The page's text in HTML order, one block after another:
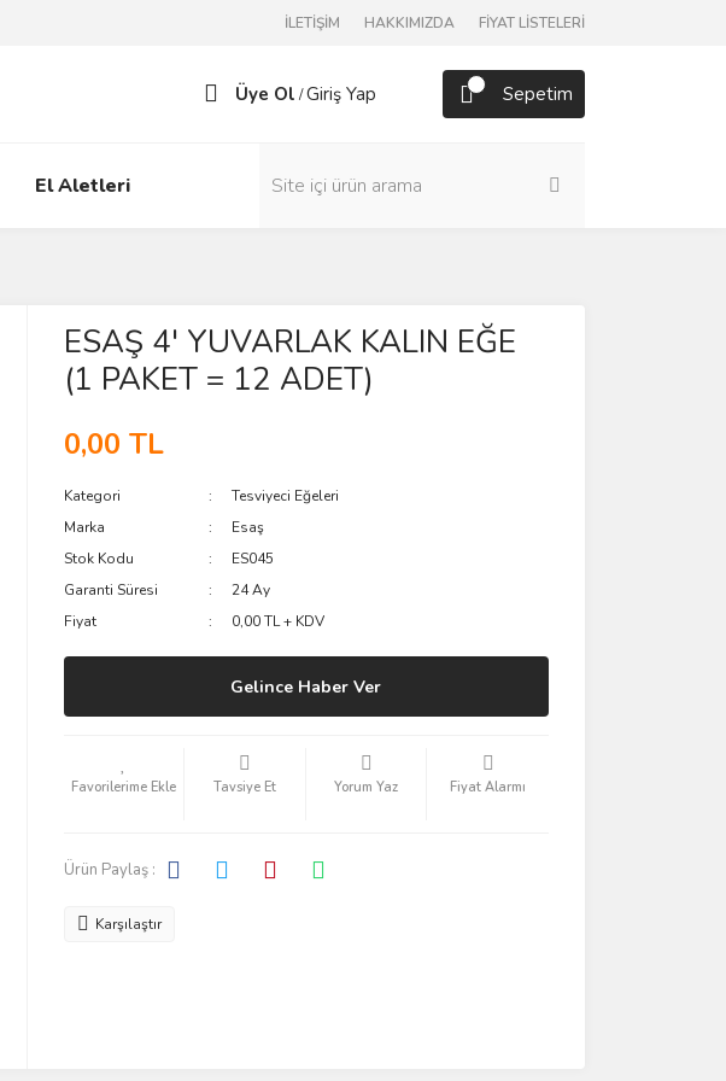
İLETİŞİM HAKKIMIZDA FİYAT LİSTELERİ
Üye Ol /Giriş Yap Sepetim
El Aletleri
ESAŞ 4' YUVARLAK KALIN EĞE
(1 PAKET = 12 ADET)
0,00 TL
Kategori
Tesviyeci Eğeleri
Marka
Esaş
Stok Kodu
ES045
Garanti Süresi
24 Ay
Fiyat
0,00 TL + KDV
Gelince Haber Ver
Tavsiye Et Yorum Yaz Fiyat Alarmı
Ürün Paylaş :
Karşılaştır